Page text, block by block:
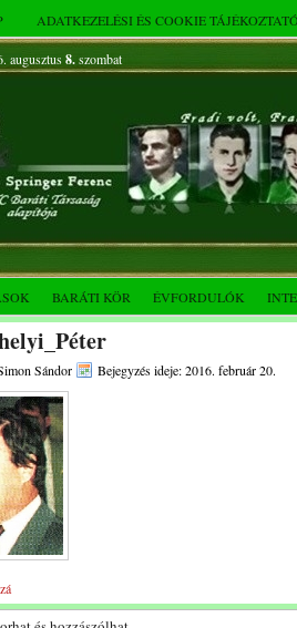
ADATKEZELÉSI ÉS COOKIE TÁJÉKOZTATÓ
augusztus 8.szombat
BARÁTI KÖR ÉVFORDULÓK
Sándor Bejegyzés ideje: 2016. február 20.